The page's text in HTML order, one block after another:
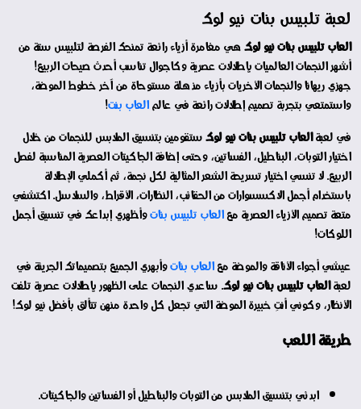
لعبة تلبيس بنات نيو لوك
العاب تلبيس بنات نيو لوكهي مغامرة أزياء رائعة تمنحك الفرصة لتلبيس ستة من
أشهر النجمات العالميات بإطلالات عصرية وكاجوال تناسب أحدث صيحات الربيع!
جهزي ريهانا والنجمات الأخريات بأزياء مذهلة مستوحاة من آخر خطوط الموضة،
واستمتعي بتجربة تصميم إطلالات رائعة في عالمالعاب بنت!
في لعبةالعاب تلبيس بنات نيو لوكستقومين بتنسيق الملابس للنجمات من خلال
اختيار التوبات، البناطيل، الفساتين، وحتى إضافة الجاكيتات العصرية المناسبة لفصل
الربيع. لا تنسي اختيار تسريحة الشعر المثالية لكل نجمة، ثم أكملي الإطلالة
باستخدام أجمل الاكسسوارات من الحقائب، النظارات، الأقراط، والسلاسل. اكتشفي
متعة تصميم الأزياء العصرية معالعاب تلبيس بناتوأظهري إبداعك في تنسيق أجمل
اللوكات!
عيشي أجواء الأناقة والموضة معالعاب بناتوأبهري الجميع بتصميماتك الجريئة في
لعبةالعاب تلبيس بنات نيو لوك. ساعدي النجمات على الظهور بإطلالات عصرية تلفت
الأنظار، وكوني أنتِ خبيرة الموضة التي تجعل كل واحدة منهن تتألق بأفضل نيو لوك!
طريقة اللعب
ابدئي بتنسيق الملابس من التوبات والبناطيل أو الفساتين والجاكيتات.